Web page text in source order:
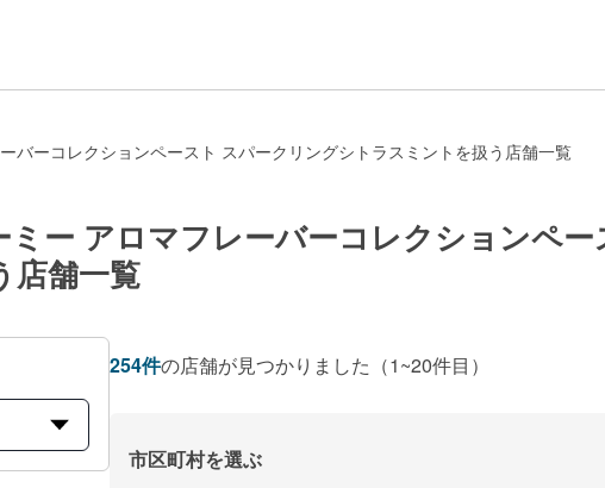
バーコレクションペースト スパークリングシトラスミントを扱う店舗一覧
ー アロマフレーバーコレクションペ
店舗一覧
254件の店舗が見つかりました （1~20件目）
市区町村を選ぶ